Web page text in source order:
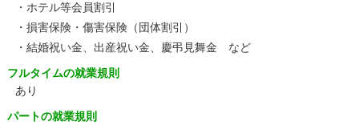
・ホテル等会員割引
・損害保険・傷害保険（団体割引）
・結婚祝い金、出産祝い金、慶弔見舞金 など
フルタイムの就業規則
あり
パートの就業規則